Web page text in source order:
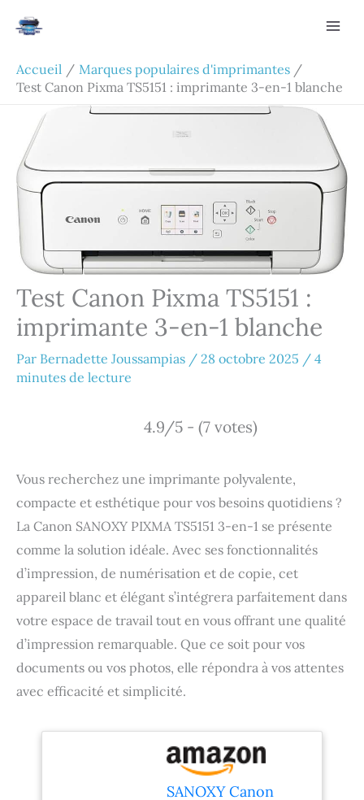
Accueil
Marques populaires d'imprimantes
Test Canon Pixma TS5151 : imprimante 3-en-1 blanche
Test Canon Pixma TS5151 :
imprimante 3-en-1 blanche
Par Bernadette Joussampias / 28 octobre 2025 / 4
minutes de lecture
4.9/5 - (7 votes)
Vous recherchez une imprimante polyvalente,
compacte et esthétique pour vos besoins quotidiens ?
La Canon SANOXY PIXMA TS5151 3-en-1 se présente
comme la solution idéale. Avec ses fonctionnalités
d’impression, de numérisation et de copie, cet
appareil blanc et élégant s’intégrera parfaitement dans
votre espace de travail tout en vous offrant une qualité
d’impression remarquable. Que ce soit pour vos
documents ou vos photos, elle répondra à vos attentes
avec efficacité et simplicité.
SANOXY Canon
Rechercher